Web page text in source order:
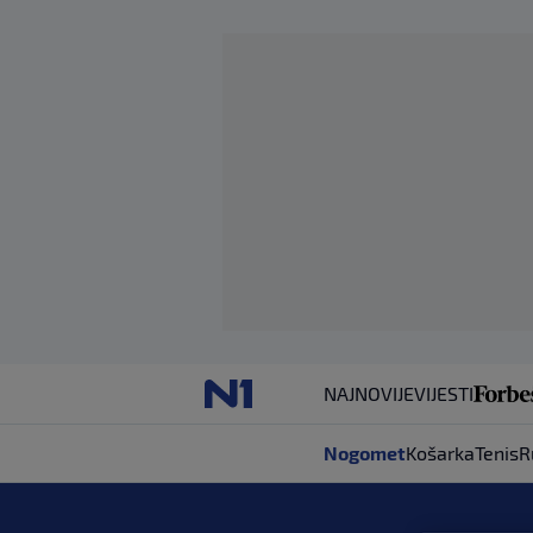
NAJNOVIJEVIJESTI
NogometKošarkaTenis